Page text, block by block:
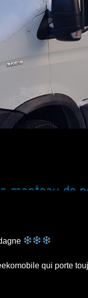
manteau de
qui porte